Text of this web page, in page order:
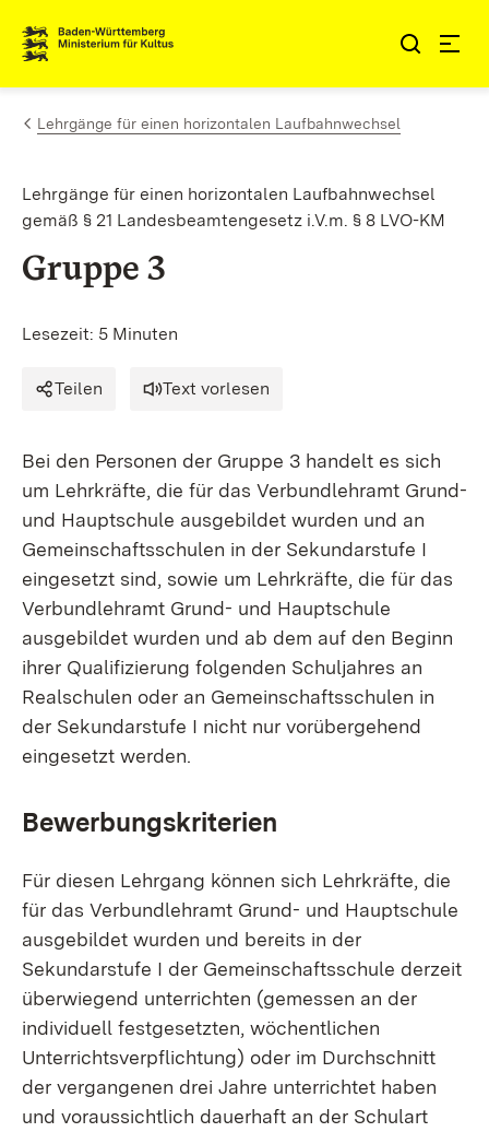
Zum Inhalt springen
Link zur Startseite
Lehrgänge für einen horizontalen Laufbahnwechsel
Lehrgänge für einen horizontalen Laufbahnwechsel
gemäß § 21 Landesbeamtengesetz i.V.m. § 8 LVO-KM
Gruppe 3
Lesezeit: 5 Minuten
Teilen Text vorlesen
Bei den Personen der Gruppe 3 handelt es sich
um Lehrkräfte, die für das Verbundlehramt Grund-
und Hauptschule ausgebildet wurden und an
Gemeinschaftsschulen in der Sekundarstufe I
eingesetzt sind, sowie um Lehrkräfte, die für das
Verbundlehramt Grund- und Hauptschule
ausgebildet wurden und ab dem auf den Beginn
ihrer Qualifizierung folgenden Schuljahres an
Realschulen oder an Gemeinschaftsschulen in
der Sekundarstufe I nicht nur vorübergehend
eingesetzt werden.
Bewerbungskriterien
Für diesen Lehrgang können sich Lehrkräfte, die
für das Verbundlehramt Grund- und Hauptschule
ausgebildet wurden und bereits in der
Sekundarstufe I der Gemeinschaftsschule derzeit
überwiegend unterrichten (gemessen an der
individuell festgesetzten, wöchentlichen
Unterrichtsverpflichtung) oder im Durchschnitt
der vergangenen drei Jahre unterrichtet haben
und voraussichtlich dauerhaft an der Schulart